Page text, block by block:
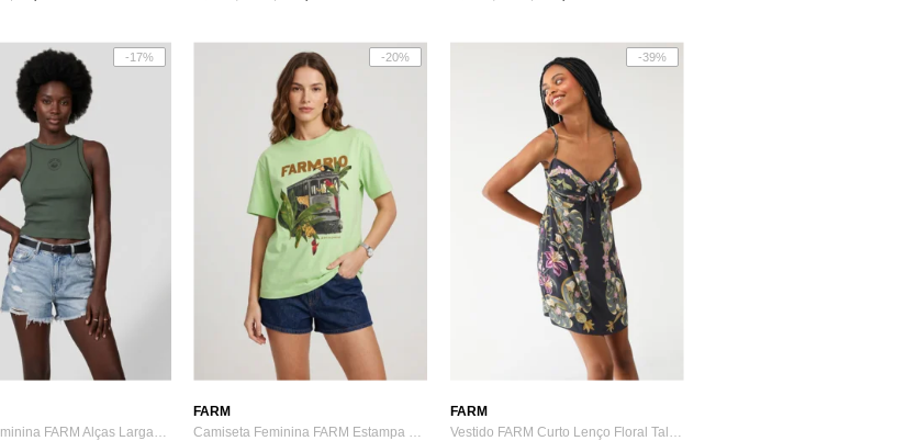
-17%
Regata Feminina FARM Alças Largas Verde
-20%
FARM
Camiseta Feminina FARM Estampa Fauna Verde
-39%
FARM
Vestido FARM Curto Lenço Floral Talita Verde